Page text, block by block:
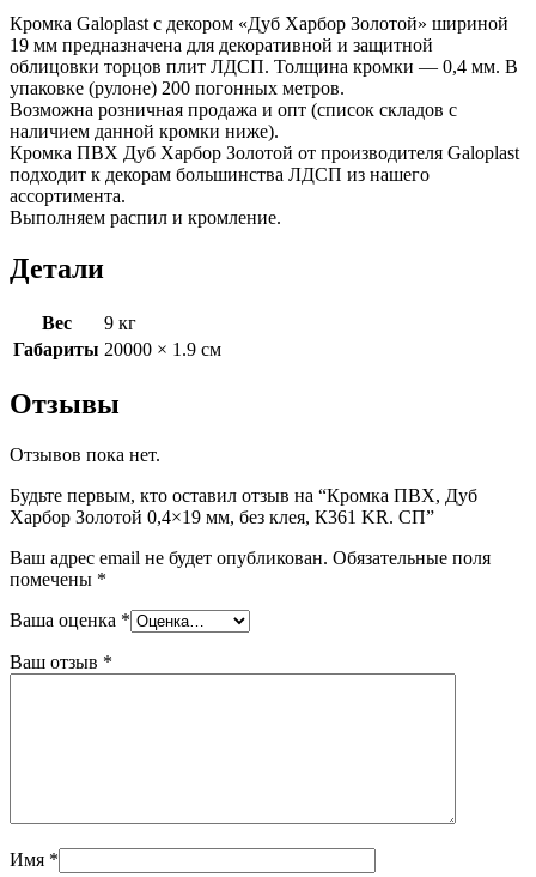
Кромка Galoplast с декором «Дуб Харбор Золотой» шириной
19 мм предназначена для декоративной и защитной
облицовки торцов плит ЛДСП. Толщина кромки — 0,4 мм. В
упаковке (рулоне) 200 погонных метров.
Возможна розничная продажа и опт (cписок складов с
наличием данной кромки ниже).
Кромка ПВХ Дуб Харбор Золотой от производителя Galoplast
подходит к декорам большинства ЛДСП из нашего
ассортимента.
Выполняем распил и кромление.
Детали
Вес
9 кг
Габариты 20000 × 1.9 см
Отзывы
Отзывов пока нет.
Будьте первым, кто оставил отзыв на “Кромка ПВХ, Дуб
Харбор Золотой 0,4×19 мм, без клея, К361 KR. СП”
Ваш адрес email не будет опубликован. Обязательные поля
помечены *
Ваша оценка *
Ваш отзыв *
Имя *